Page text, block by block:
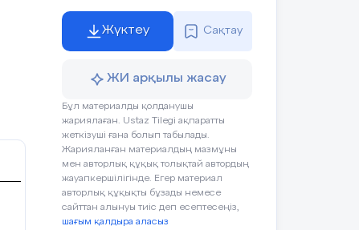
Жүктеу Сақтау
ЖИ арқылы жасау
Бұл материалды қолданушы
жариялаған. Ustaz Tilegi ақпаратты
жеткізуші ғана болып табылады.
Жарияланған материалдың мазмұны
мен авторлық құқық толықтай автордың
жауапкершілігінде. Егер материал
авторлық құқықты бұзады немесе
сайттан алынуы тиіс деп есептесеңіз,
шағым қалдыра аласыз